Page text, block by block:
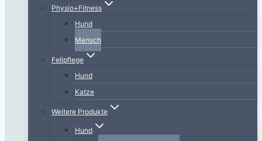
Physio+Fitness
Hund
Mensch
Fellpflege
Hund
Katze
Weitere Produkte
Hund